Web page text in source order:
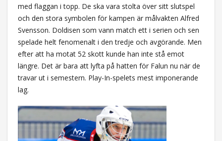
med flaggan i topp. De ska vara stolta över sitt slutspel
och den stora symbolen för kampen är målvakten Alfred
Svensson. Doldisen som vann match ett i serien och sen
spelade helt fenomenalt i den tredje och avgörande. Men
efter att ha motat 52 skott kunde han inte stå emot
längre. Det är bara att lyfta på hatten för Falun nu när de
travar ut i semestern. Play-In-spelets mest imponerande
lag.